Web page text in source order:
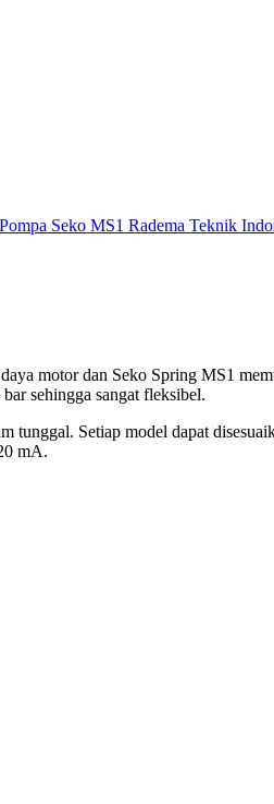
Pompa Seko MS1 Radema Teknik
motor dan Seko Spring MS1
sehingga sangat fleksibel.
Setiap model dapat
mA.